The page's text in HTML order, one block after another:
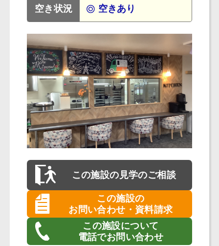
空き状況 空きあり
この施設の見学のご相談
この施設の
お問い合わせ・資料請求
この施設について
電話でお問い合わせ